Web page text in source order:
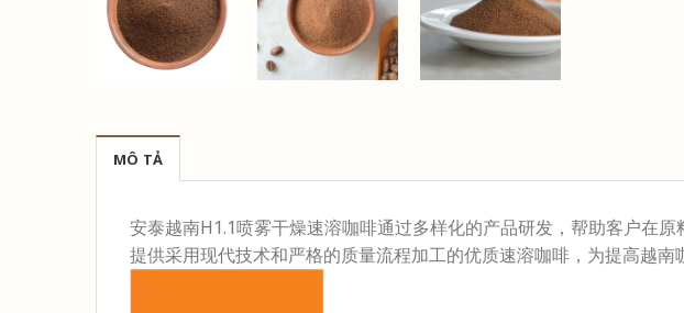
MÔ TẢ
安泰越南H1.1喷雾干燥速溶咖啡通过多样化的产品研发，帮助客户在
提供采用现代技术和严格的质量流程加工的优质速溶咖啡，为提高越